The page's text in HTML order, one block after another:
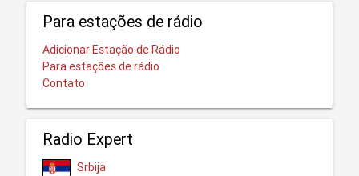
Para estações de rádio
Adicionar Estação de Rádio
Para estações de rádio
Contato
Radio Expert
Srbija